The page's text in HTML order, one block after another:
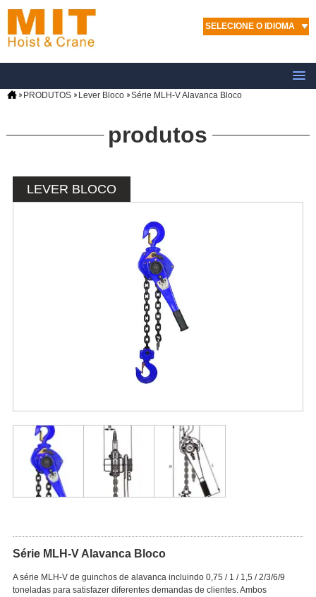
SELECIONE O IDIOMA
PRODUTOS Lever Bloco Série MLH-V Alavanca Bloco
produtos
LEVER BLOCO
Série MLH-V Alavanca Bloco
A série MLH-V de guinchos de alavanca incluindo 0,75 / 1 / 1,5 / 2/3/6/9
toneladas para satisfazer diferentes demandas de clientes. Ambos